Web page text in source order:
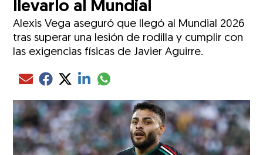
llevarlo al Mundial
Alexis Vega aseguró que llegó al Mundial 2026
tras superar una lesión de rodilla y cumplir con
las exigencias físicas de Javier Aguirre.
Compartir el artículo actual mediante Email
Compartir el artículo actual mediante Facebook
Compartir el artículo actual mediante Twitter
Compartir el artículo actual mediante LinkedIn
Compartir el artículo actual mediante